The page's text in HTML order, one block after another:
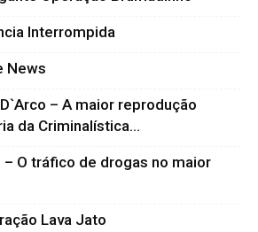
Interrompida
News
– A maior reprodução
da Criminalística...
– O tráfico de drogas no maior
Lava Jato